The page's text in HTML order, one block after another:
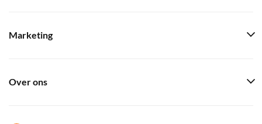
Marketing
Over ons